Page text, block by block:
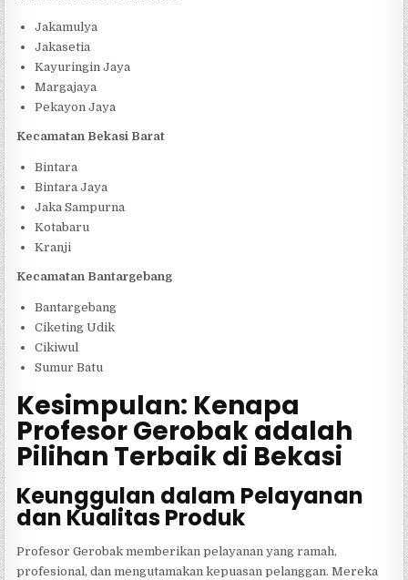
Jakamulya
Jakasetia
Kayuringin Jaya
Margajaya
Pekayon Jaya
Kecamatan Bekasi Barat
Bintara
Bintara Jaya
Jaka Sampurna
Kotabaru
Kranji
Kecamatan Bantargebang
Bantargebang
Ciketing Udik
Cikiwul
Sumur Batu
Kesimpulan: Kenapa
Profesor Gerobak adalah
Pilihan Terbaik di Bekasi
Keunggulan dalam Pelayanan
dan Kualitas Produk
Profesor Gerobak memberikan pelayanan yang ramah,
profesional, dan mengutamakan kepuasan pelanggan. Mereka